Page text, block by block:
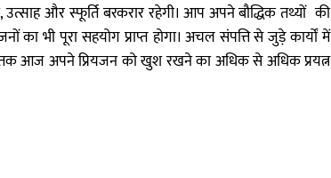
और स्फूर्ति बरकरार रहेगी। आप अपने बौद्धिक तथ्यों की
भी पूरा सहयोग प्राप्त होगा। अचल संपत्ति से जुड़े कार्यों में
आज अपने प्रियजन को खुश रखने का अधिक से अधिक प्रयत्न